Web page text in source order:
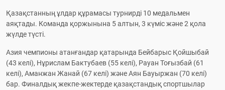
Қазақстанның ұлдар құрамасы турнирді 10 медальмен
аяқтады. Команда қоржынына 5 алтын, 3 күміс және 2 қола
жүлде түсті.
Азия чемпионы атанғандар қатарында Бейбарыс Қойшыбай
(43 келі), Нұрислам Бактубаев (55 келі), Рауан Тоғызбай (61
келі), Аманжан Жанай (67 келі) және Аян Бауыржан (70 келі)
бар. Финалдық жекпе-жектерде қазақстандық спортшылар